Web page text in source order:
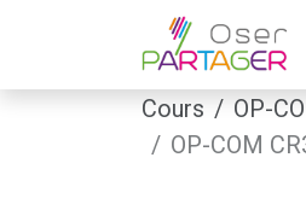
Se rendre au contenu
Cours
OP-
OP-COM